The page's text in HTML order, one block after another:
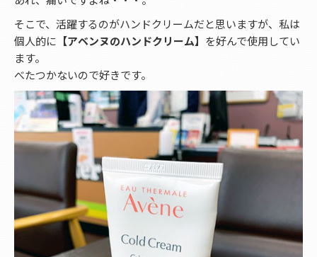
そこで、活躍するのがハンドクリームだと思いますが、私は
個人的に 【アベンヌのハンドクリーム】 を好んで使用してい
ます。
べたつかないので好きです。